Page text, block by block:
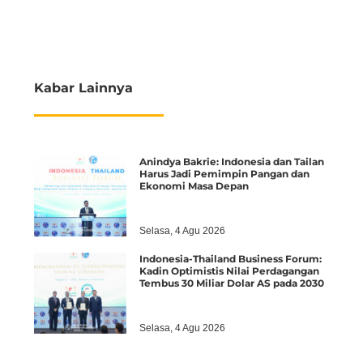
Kabar Lainnya
Anindya Bakrie: Indonesia dan Tailan
Harus Jadi Pemimpin Pangan dan
Ekonomi Masa Depan
Selasa, 4 Agu 2026
Indonesia-Thailand Business Forum:
Kadin Optimistis Nilai Perdagangan
Tembus 30 Miliar Dolar AS pada 2030
Selasa, 4 Agu 2026